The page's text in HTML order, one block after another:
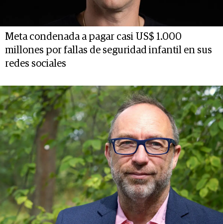
Meta condenada a pagar casi US$ 1.000
millones por fallas de seguridad infantil en sus
redes sociales